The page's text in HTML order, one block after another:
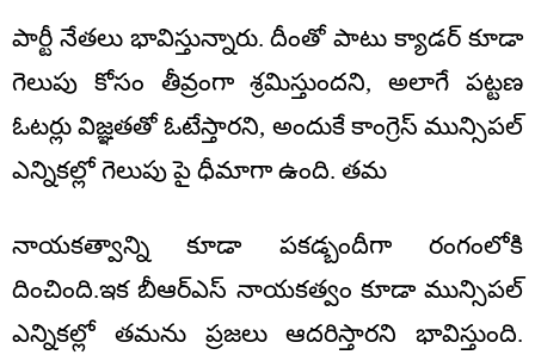
పార్టీ నేతలు భావిస్తున్నారు. దీంతో పాటు క్యాడర్ కూడా
గెలుపు కోసం తీవ్రంగా శ్రమిస్తుందని, అలాగే పట్టణ
ఓటర్లు విజ్ఞతతో ఓటేస్తారని, అందుకే కాంగ్రెస్ మున్సిపల్
ఎన్నికల్లో గెలుపు పై ధీమాగా ఉంది. తమ
నాయకత్వాన్ని కూడా పకడ్బందీగా రంగంలోకి
దించింది.ఇక బీఆర్ఎస్ నాయకత్వం కూడా మున్సిపల్
ఎన్నికల్లో తమను ప్రజలు ఆదరిస్తారని భావిస్తుంది.